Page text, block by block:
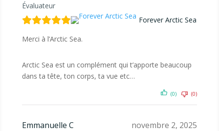
Évaluateur
Forever Arctic Sea
Merci à l’Arctic Sea.
Arctic Sea est un complément qui t’apporte beaucoup
dans ta tête, ton corps, ta vue etc…
(0) (0)
Emmanuelle C novembre 2, 2025